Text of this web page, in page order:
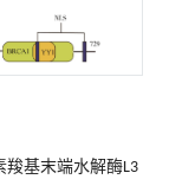
羧基末端水解酶L3